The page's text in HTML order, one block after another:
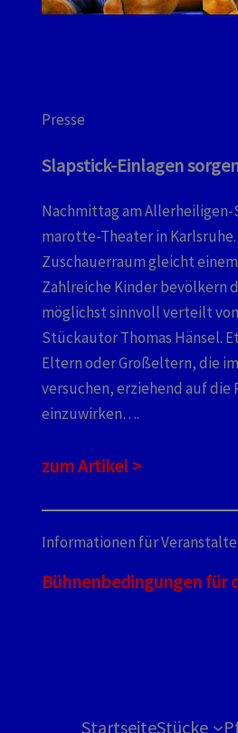
Presse
Slapstick-Einlagen
Nachmittag am Allerheiligen-
marotte-Theater in
Zuschauerraum gleicht
Zahlreiche Kinder bevölkern
möglichst sinnvoll verteilt
Stückautor Thomas Hänsel.
Eltern oder Großeltern, die
versuchen, erziehend auf die
einzuwirken….
zum Artikel >
Informationen für
Bühnenbedingungen für
StartseiteStücke